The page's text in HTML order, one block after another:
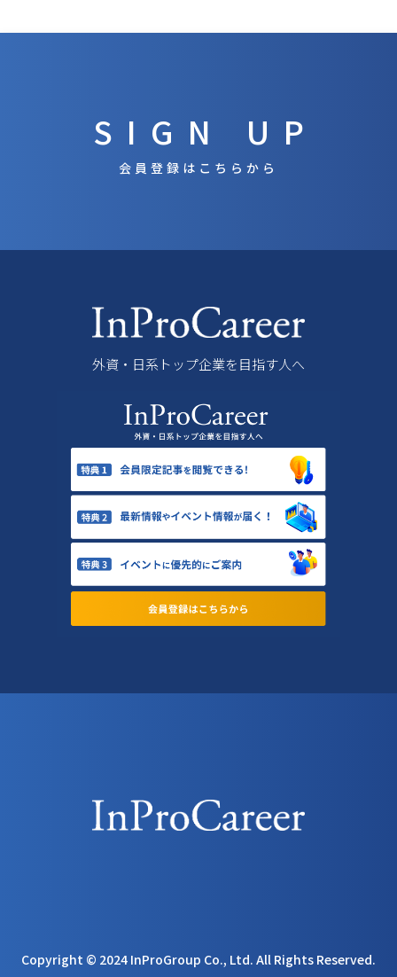
SIGN UP
会員登録はこちらから
外資・日系トップ企業を目指す人へ
Copyright © 2024 InProGroup Co., Ltd. All Rights Reserved.